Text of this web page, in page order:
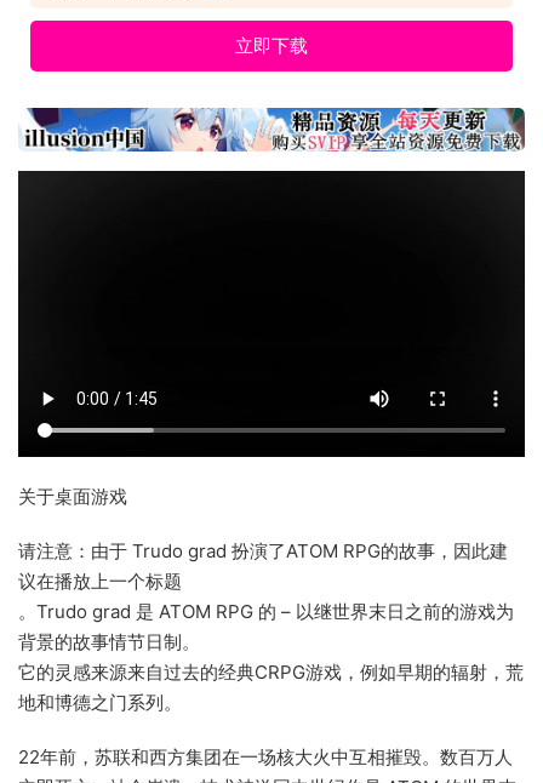
立即下载
关于桌面游戏
请注意：由于 Trudo grad 扮演了ATOM RPG的故事，因此建
议在播放上一个标题
。Trudo grad 是 ATOM RPG 的 – 以继世界末日之前的游戏为
背景的故事情节日制。
它的灵感来源来自过去的经典CRPG游戏，例如早期的辐射，荒
地和博德之门系列。
22年前，苏联和西方集团在一场核大火中互相摧毁。数百万人